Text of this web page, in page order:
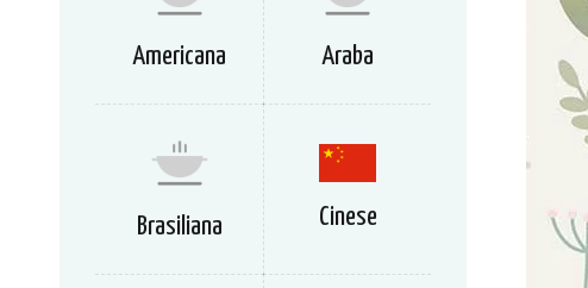
Americana Araba
Brasiliana Cinese